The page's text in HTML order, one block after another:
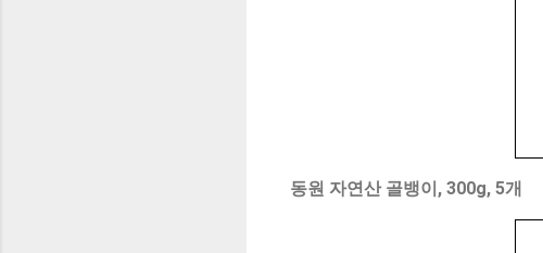
동원 자연산 골뱅이, 300g, 5개